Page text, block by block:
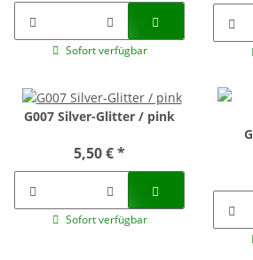
Sofort verfügbar
G007 Silver-Glitter / pink
5,50 €*
Sofort verfügbar